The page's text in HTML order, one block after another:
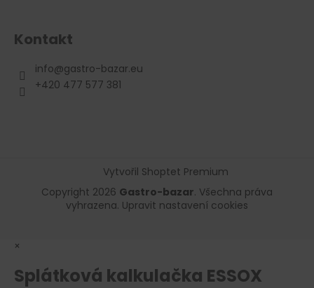
Kontakt
info@gastro-bazar.eu
+420 477 577 381
Vytvořil Shoptet Premium
Copyright 2026 Gastro-bazar. Všechna práva
vyhrazena. Upravit nastavení cookies
×
Splátková kalkulačka ESSOX